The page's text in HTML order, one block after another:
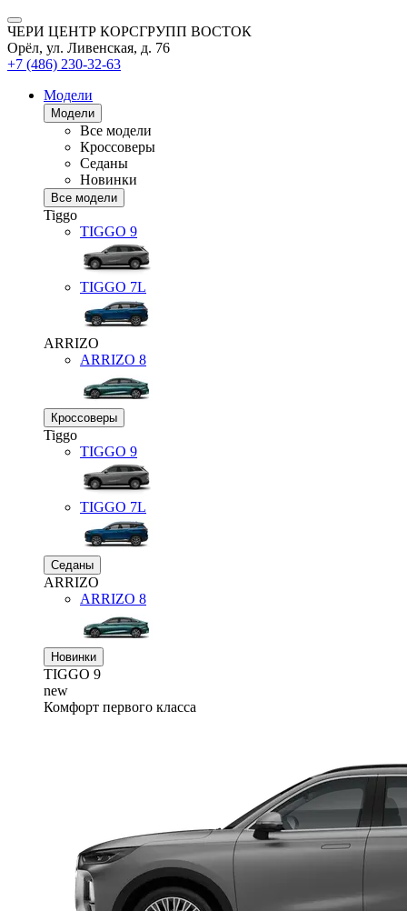
ЧЕРИ ЦЕНТР КОРСГРУПП ВОСТОК
Орёл, ул. Ливенская, д. 76
+7 (486) 230-32-63
Модели
Модели
Все модели
Кроссоверы
Седаны
Новинки
Все модели
Tiggo
TIGGO 9
TIGGO 7L
ARRIZO
ARRIZO 8
Кроссоверы
Tiggo
TIGGO 9
TIGGO 7L
Седаны
ARRIZO
ARRIZO 8
Новинки
TIGGO 9
new
Комфорт первого класса